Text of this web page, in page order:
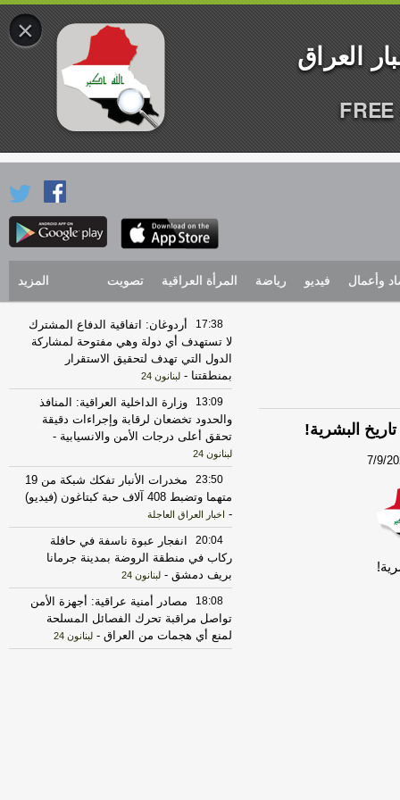
وأعمال فيديو رياضة المرأة العراقية تصويت المزيد
7/9/
17:38
أردوغان: اتفاقية الدفاع المشترك
لا تستهدف أي دولة وهي مفتوحة لمشاركة
الدول التي تهدف لتحقيق الاستقرار
بمنطقتنا - لبنانون 24
13:09
وزارة الداخلية العراقية: المنافذ
والحدود تخضعان لرقابة وإجراءات دقيقة
تحقق أعلى درجات الأمن والانسيابية -
لبنانون 24
23:50
مخدرات الأنبار تفكك شبكة من 19
متهما وتضبط 408 آلاف حبة كبتاغون (فيديو)
-
اخبار العراق العاجلة
20:04
انفجار عبوة ناسفة في حافلة
ركاب في منطقة الروضة بمدينة جرمانا
بريف دمشق - لبنانون 24
18:08
مصادر أمنية عراقية: أجهزة الأمن
تواصل مراقبة تحرك الفصائل المسلحة
لمنع أي هجمات من العراق - لبنانون 24
×